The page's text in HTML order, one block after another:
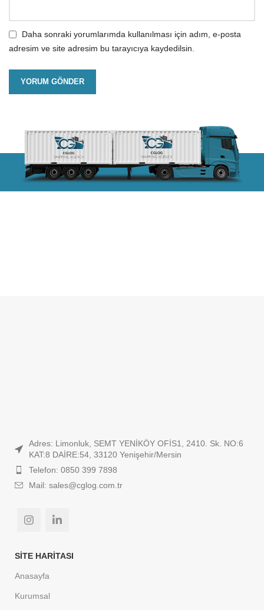
Daha sonraki yorumlarımda kullanılması için adım, e-posta
adresim ve site adresim bu tarayıcıya kaydedilsin.
Adres: Limonluk, SEMT YENİKÖY OFİS1, 2410. Sk. NO:6
KAT:8 DAİRE:54, 33120 Yenişehir/Mersin
Telefon: 0850 399 7898
Mail: sales@cglog.com.tr
SITE HARİTASI
Anasayfa
Kurumsal